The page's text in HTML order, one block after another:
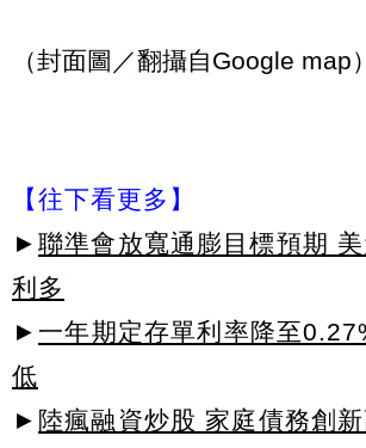
（封面圖／翻攝自Google map）
【往下看更多】
► 聯準會放寬通膨目標預期
利多
► 一年期定存單利率降至
低
► 陸瘋融資炒股 家庭債務創